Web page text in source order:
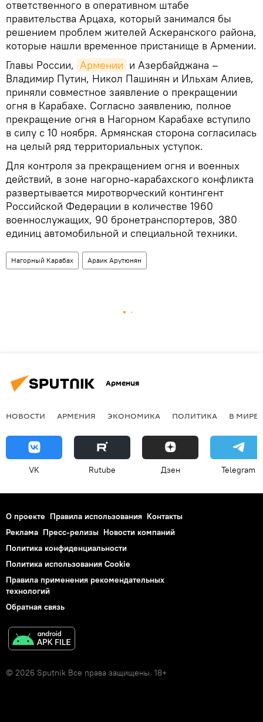
ответственного в оперативном штабе
правительства Арцаха, который занимался бы
решением проблем жителей Аскеранского района,
которые нашли временное пристанище в Армении.
Главы России, Армении и Азербайджана –
Владимир Путин, Никол Пашинян и Ильхам Алиев,
приняли совместное заявление о прекращении
огня в Карабахе. Согласно заявлению, полное
прекращение огня в Нагорном Карабахе вступило
в силу с 10 ноября. Армянская сторона согласилась
на целый ряд территориальных уступок.
Для контроля за прекращением огня и военных
действий, в зоне нагорно-карабахского конфликта
развертывается миротворческий контингент
Российской Федерации в количестве 1960
военнослужащих, 90 бронетранспортеров, 380
единиц автомобильной и специальной техники.
Нагорный Карабах Араик Арутюнян
Армения
НОВОСТИ АРМЕНИЯ ЭКОНОМИКА ПОЛИТИКА В МИРЕ
VK Rutube Дзен Telegram
О проекте Правила использования Контакты
Реклама Пресс-релизы Новости компаний
Политика конфиденциальности
Политика использования Cookie
Правила применения рекомендательных
технологий
Обратная связь
© 2026 Sputnik Все права защищены. 18+